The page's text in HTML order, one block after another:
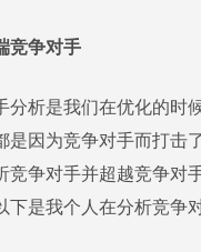
竞争对手
析是我们在优化的时
是因为竞争对手而打击
竞争对手并超越竞争对
下是我个人在分析竞争